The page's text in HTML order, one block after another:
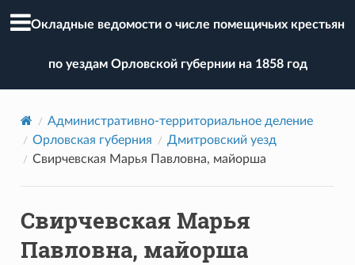
Окладные ведомости о числе помещичьих крестьян
по уездам Орловской губернии на 1858 год
Административно-территориальное деление
Орловская губерния
Дмитровский уезд
Свирчевская Марья Павловна, майорша
Свирчевская Марья
Павловна, майорша